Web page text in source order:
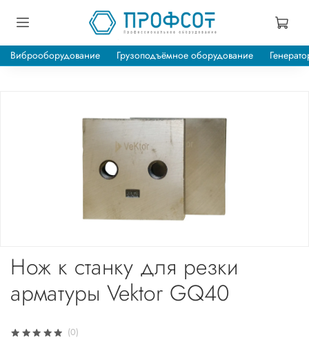
Виброоборудование Грузоподъёмное оборудование
(0)
Нож к станку для резки
арматуры Vektor GQ40